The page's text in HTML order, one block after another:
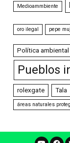
Medioammbiente
oro ilegal pepe
Política ambiental
Pueblos
rolexgate Tala
áreas naturales